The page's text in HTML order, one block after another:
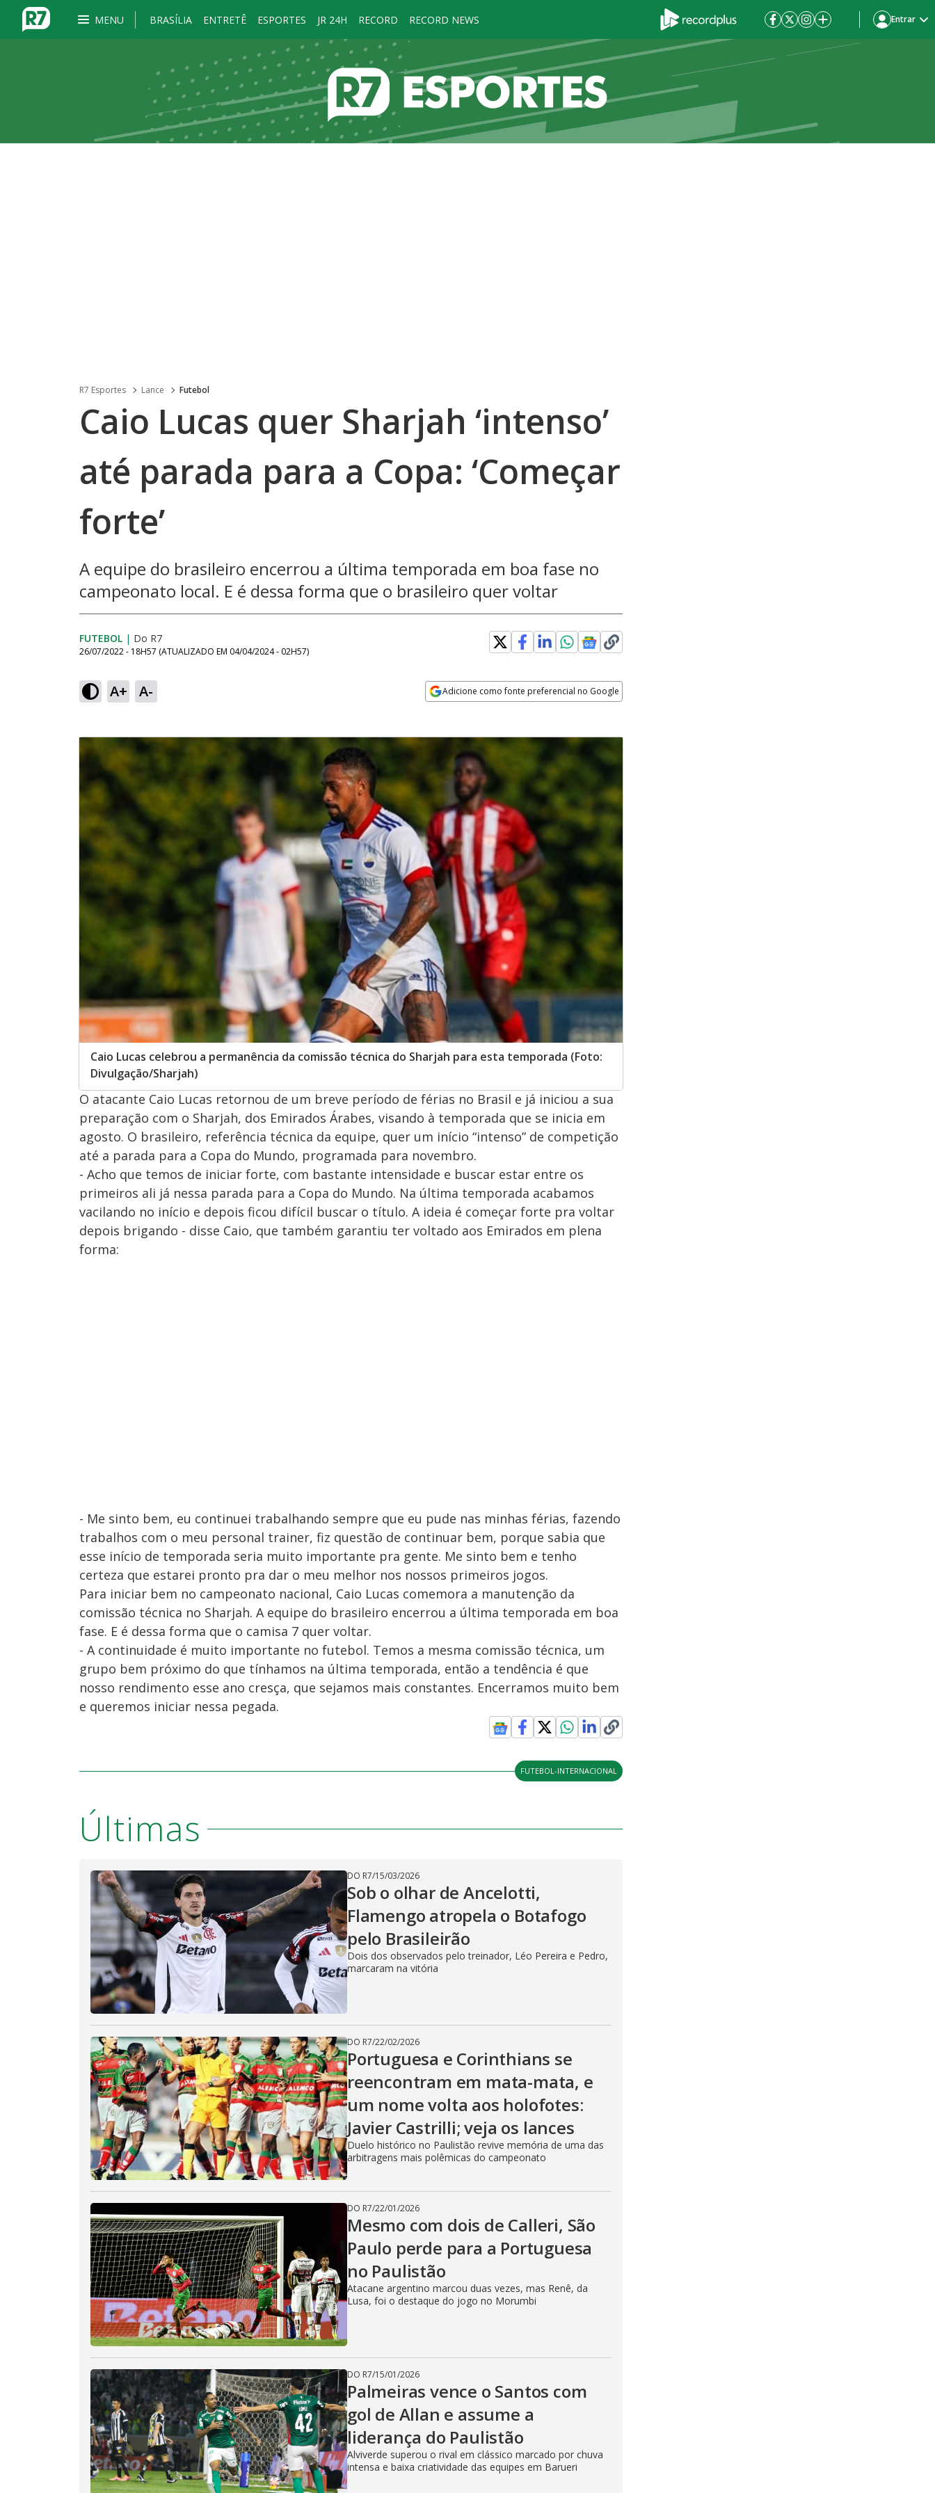
MENU BRASÍLIA ENTRETÊ ESPORTES JR 24H RECORD RECORD NEWS Entrar
R7 Esportes Lance Futebol
Caio Lucas quer Sharjah ‘intenso’
até parada para a Copa: ‘Começar
forte’
A equipe do brasileiro encerrou a última temporada em boa fase no
campeonato local. E é dessa forma que o brasileiro quer voltar
FUTEBOL | Do R7
26/07/2022 - 18H57 (ATUALIZADO EM 04/04/2024 - 02H57)
A+ A- Adicione como fonte preferencial no Google
Caio Lucas celebrou a permanência da comissão técnica do Sharjah para esta temporada (Foto:
Divulgação/Sharjah)
O atacante Caio Lucas retornou de um breve período de férias no Brasil e já iniciou a sua
preparação com o Sharjah, dos Emirados Árabes, visando à temporada que se inicia em
agosto. O brasileiro, referência técnica da equipe, quer um início “intenso” de competição
até a parada para a Copa do Mundo, programada para novembro.
- Acho que temos de iniciar forte, com bastante intensidade e buscar estar entre os
primeiros ali já nessa parada para a Copa do Mundo. Na última temporada acabamos
vacilando no início e depois ficou difícil buscar o título. A ideia é começar forte pra voltar
depois brigando - disse Caio, que também garantiu ter voltado aos Emirados em plena
forma:
- Me sinto bem, eu continuei trabalhando sempre que eu pude nas minhas férias, fazendo
trabalhos com o meu personal trainer, fiz questão de continuar bem, porque sabia que
esse início de temporada seria muito importante pra gente. Me sinto bem e tenho
certeza que estarei pronto pra dar o meu melhor nos nossos primeiros jogos.
Para iniciar bem no campeonato nacional, Caio Lucas comemora a manutenção da
comissão técnica no Sharjah. A equipe do brasileiro encerrou a última temporada em boa
fase. E é dessa forma que o camisa 7 quer voltar.
- A continuidade é muito importante no futebol. Temos a mesma comissão técnica, um
grupo bem próximo do que tínhamos na última temporada, então a tendência é que
nosso rendimento esse ano cresça, que sejamos mais constantes. Encerramos muito bem
e queremos iniciar nessa pegada.
FUTEBOL-INTERNACIONAL
Últimas
DO R7/15/03/2026
Sob o olhar de Ancelotti,
Flamengo atropela o Botafogo
pelo Brasileirão
Dois dos observados pelo treinador, Léo Pereira e Pedro,
marcaram na vitória
DO R7/22/02/2026
Portuguesa e Corinthians se
reencontram em mata-mata, e
um nome volta aos holofotes:
Javier Castrilli; veja os lances
Duelo histórico no Paulistão revive memória de uma das
arbitragens mais polêmicas do campeonato
DO R7/22/01/2026
Mesmo com dois de Calleri, São
Paulo perde para a Portuguesa
no Paulistão
Atacane argentino marcou duas vezes, mas Renê, da
Lusa, foi o destaque do jogo no Morumbi
DO R7/15/01/2026
Palmeiras vence o Santos com
gol de Allan e assume a
liderança do Paulistão
Alviverde superou o rival em clássico marcado por chuva
intensa e baixa criatividade das equipes em Barueri